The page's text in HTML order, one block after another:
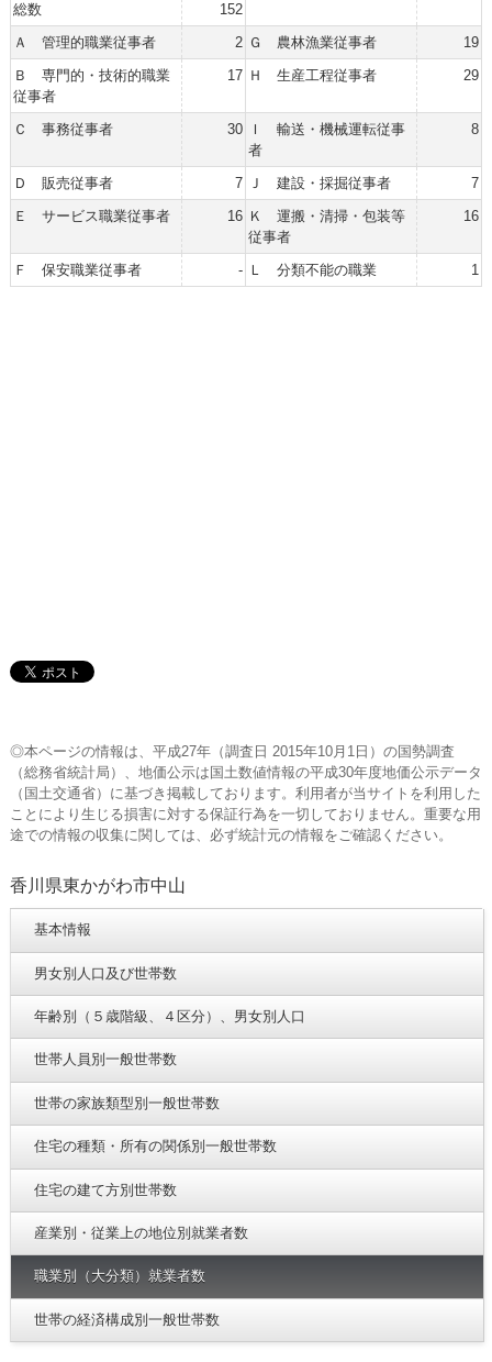
総数
152
Ａ 管理的職業従事者
2 Ｇ 農林漁業従事者
19
Ｂ 専門的・技術的職業
従事者
17 Ｈ 生産工程従事者 29
Ｃ 事務従事者 30
Ｉ 輸送・機械運転従事
者
8
Ｄ 販売従事者 7 Ｊ 建設・採掘従事者
7
Ｅ サービス職業従事者
16 Ｋ 運搬・清掃・包装等
従事者
16
Ｆ 保安職業従事者 - Ｌ 分類不能の職業 1
◎本ページの情報は、平成27年（調査日 2015年10月1日）の国勢調査
（総務省統計局）、地価公示は国土数値情報の平成30年度地価公示データ
（国土交通省）に基づき掲載しております。利用者が当サイトを利用した
ことにより生じる損害に対する保証行為を一切しておりません。重要な用
途での情報の収集に関しては、必ず統計元の情報をご確認ください。
香川県東かがわ市中山
基本情報
男女別人口及び世帯数
年齢別（５歳階級、４区分）、男女別人口
世帯人員別一般世帯数
世帯の家族類型別一般世帯数
住宅の種類・所有の関係別一般世帯数
住宅の建て方別世帯数
産業別・従業上の地位別就業者数
職業別（大分類）就業者数
世帯の経済構成別一般世帯数